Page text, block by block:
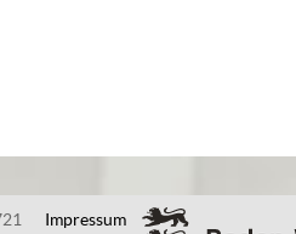
Impressum